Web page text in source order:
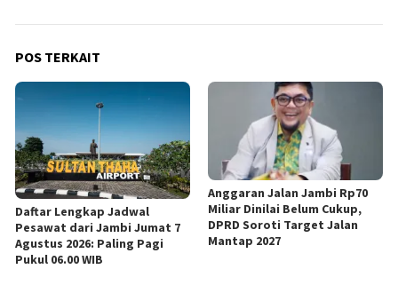
POS TERKAIT
Daftar Lengkap Jadwal
Pesawat dari Jambi Jumat 7
Agustus 2026: Paling Pagi
Pukul 06.00 WIB
Anggaran Jalan Jambi Rp70
Miliar Dinilai Belum Cukup,
DPRD Soroti Target Jalan
Mantap 2027